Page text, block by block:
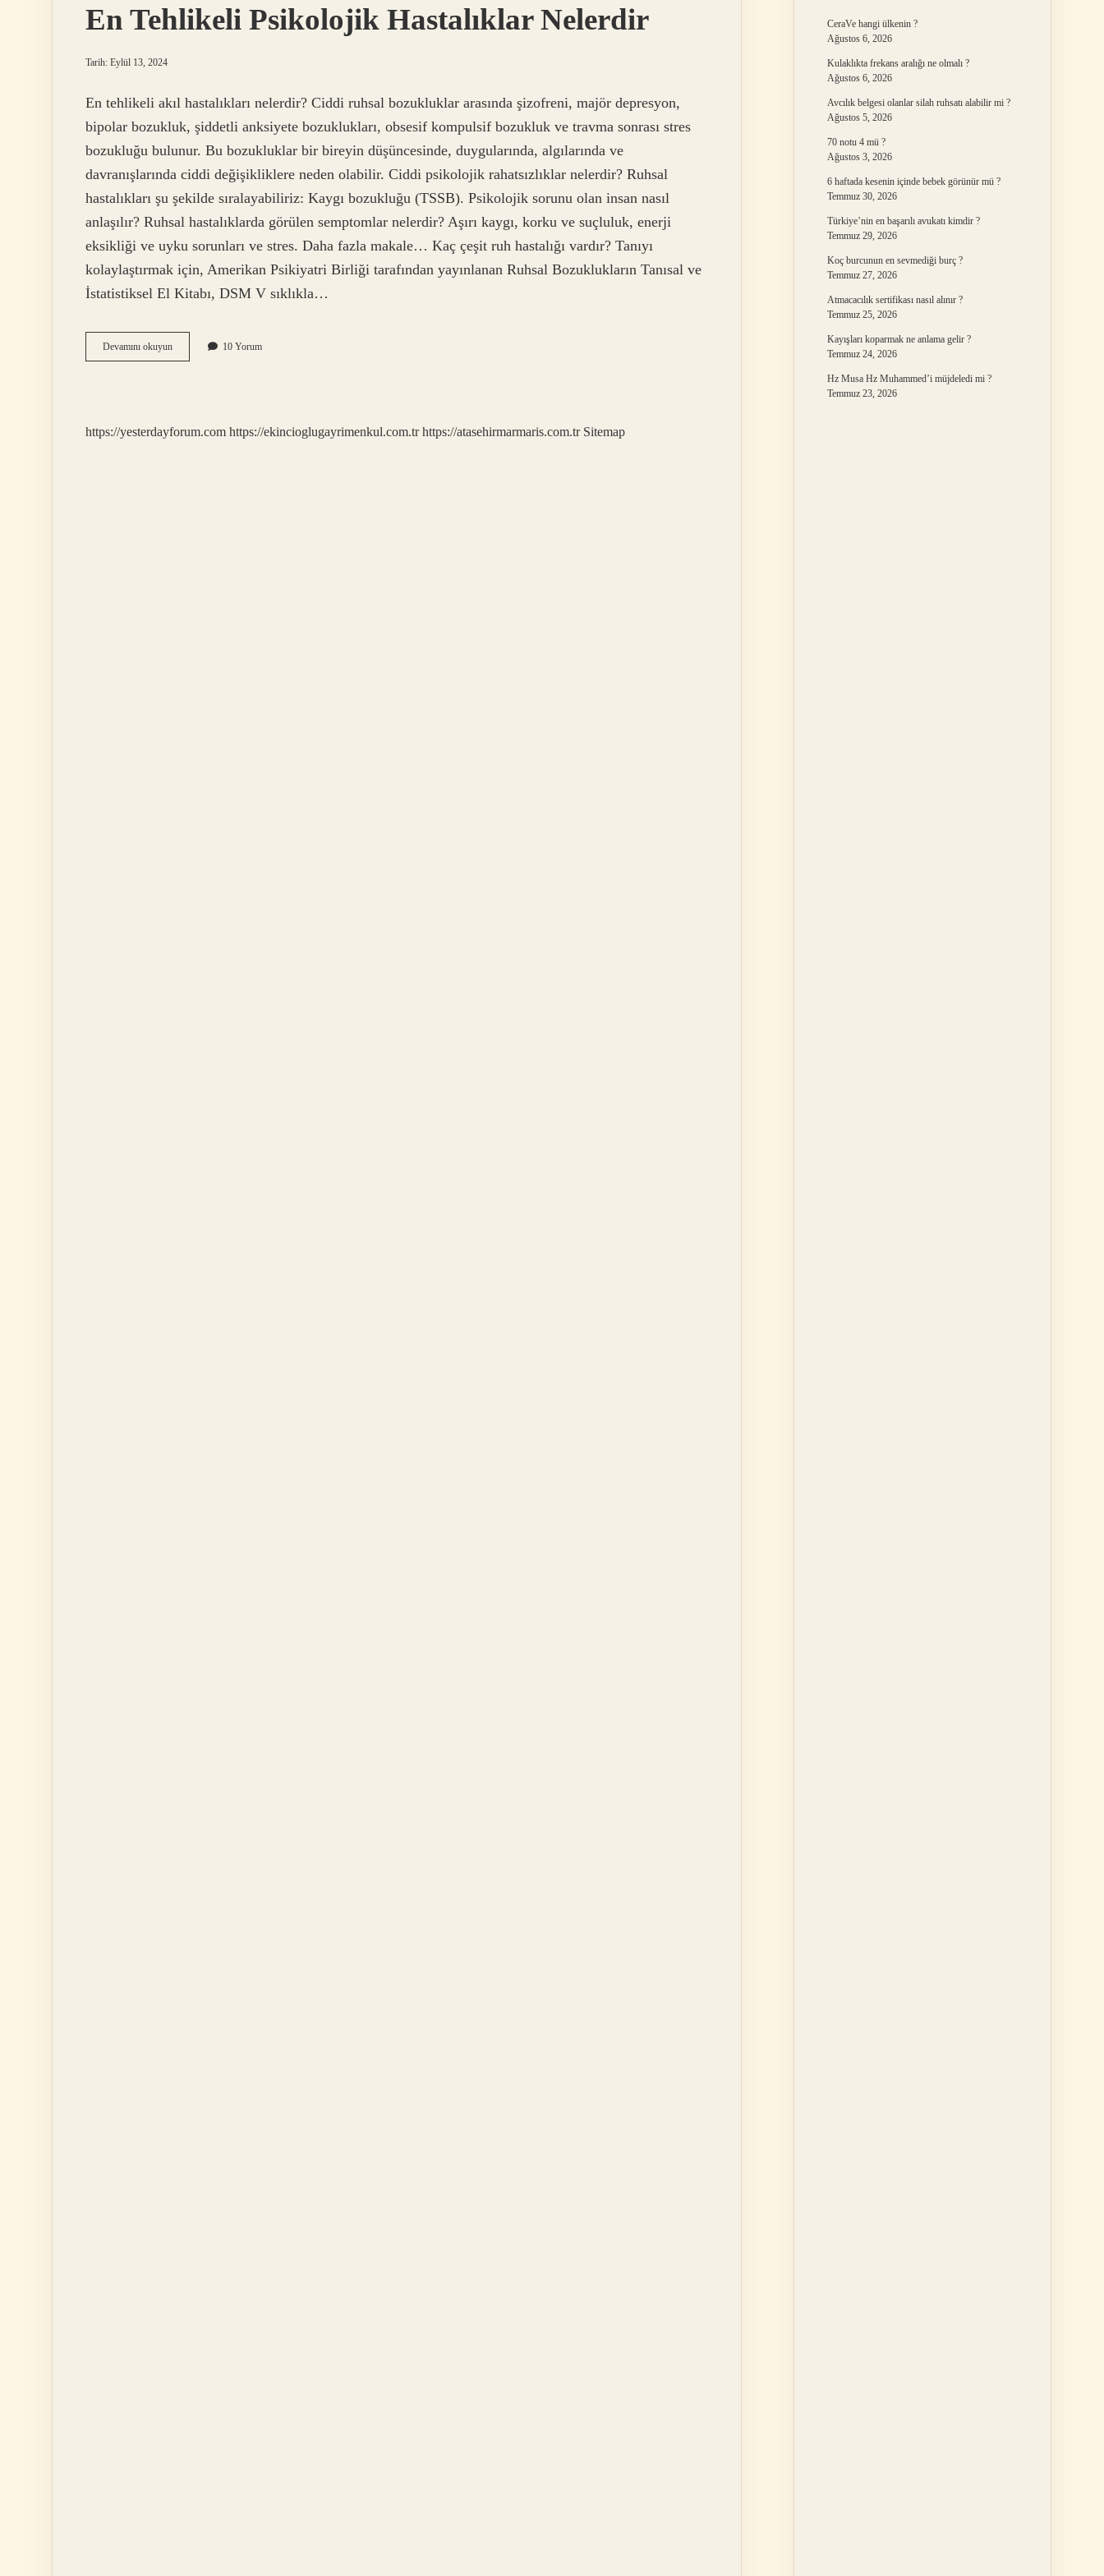
En Tehlikeli Psikolojik Hastalıklar Nelerdir
Tarih: Eylül 13, 2024
En tehlikeli akıl hastalıkları nelerdir? Ciddi ruhsal bozukluklar arasında şizofreni, majör depresyon,
bipolar bozukluk, şiddetli anksiyete bozuklukları, obsesif kompulsif bozukluk ve travma sonrası stres
bozukluğu bulunur. Bu bozukluklar bir bireyin düşüncesinde, duygularında, algılarında ve
davranışlarında ciddi değişikliklere neden olabilir. Ciddi psikolojik rahatsızlıklar nelerdir? Ruhsal
hastalıkları şu şekilde sıralayabiliriz: Kaygı bozukluğu (TSSB). Psikolojik sorunu olan insan nasıl
anlaşılır? Ruhsal hastalıklarda görülen semptomlar nelerdir? Aşırı kaygı, korku ve suçluluk, enerji
eksikliği ve uyku sorunları ve stres. Daha fazla makale… Kaç çeşit ruh hastalığı vardır? Tanıyı
kolaylaştırmak için, Amerikan Psikiyatri Birliği tarafından yayınlanan Ruhsal Bozuklukların Tanısal ve
İstatistiksel El Kitabı, DSM V sıklıkla…
Devamını okuyunEn
Tehlikeli
10 Yorum
https://yesterdayforum.com https://ekincioglugayrimenkul.com.tr https://atasehirmarmaris.com.tr Sitemap
CeraVe hangi ülkenin ?
Ağustos 6, 2026
Kulaklıkta frekans aralığı ne olmalı ?
Ağustos 6, 2026
Avcılık belgesi olanlar silah ruhsatı alabilir mi ?
Ağustos 5, 2026
70 notu 4 mü ?
Ağustos 3, 2026
6 haftada kesenin içinde bebek görünür mü ?
Temmuz 30, 2026
Türkiye’nin en başarılı avukatı kimdir ?
Temmuz 29, 2026
Koç burcunun en sevmediği burç ?
Temmuz 27, 2026
Atmacacılık sertifikası nasıl alınır ?
Temmuz 25, 2026
Kayışları koparmak ne anlama gelir ?
Temmuz 24, 2026
Hz Musa Hz Muhammed’i müjdeledi mi ?
Temmuz 23, 2026